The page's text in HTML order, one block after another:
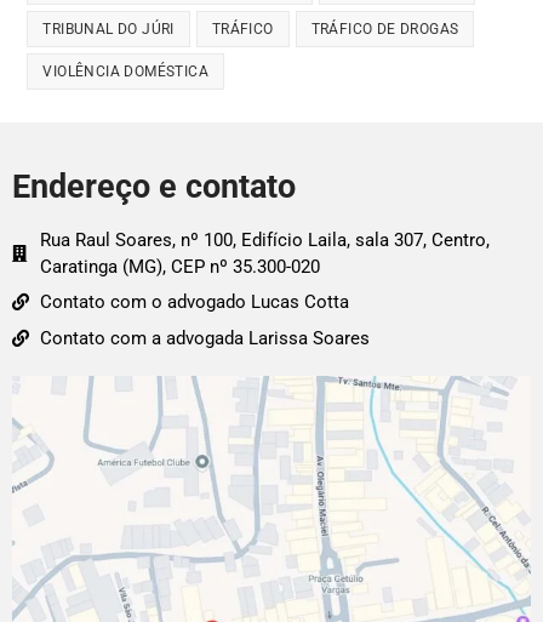
TRIBUNAL DO JÚRI TRÁFICO TRÁFICO DE DROGAS
VIOLÊNCIA DOMÉSTICA
Endereço e contato
Rua Raul Soares, nº 100, Edifício Laila, sala 307, Centro,
Caratinga (MG), CEP nº 35.300-020
Contato com o advogado Lucas Cotta
Contato com a advogada Larissa Soares